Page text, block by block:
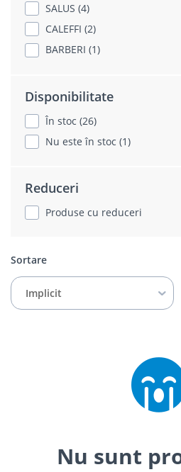
SALUS (4)
CALEFFI (2)
BARBERI (1)
Disponibilitate
În stoc (26)
Nu este în stoc (1)
Reduceri
Produse cu reduceri
Sortare
Implicit
Nu sunt